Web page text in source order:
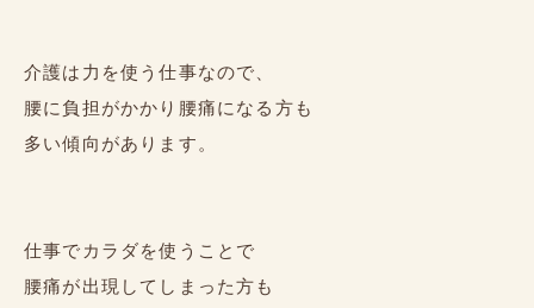
介護は力を使う仕事なので、
腰に負担がかかり腰痛になる方も
多い傾向があります。
仕事でカラダを使うことで
腰痛が出現してしまった方も